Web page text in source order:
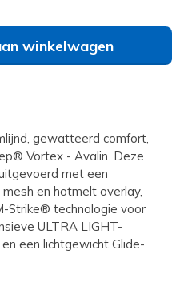
winkelwagen
gewatteerd comfort,
Vortex - Avalin. Deze
met een
en hotmelt overlay,
Strike® technologie voor
ULTRA LIGHT-
een lichtgewicht Glide-